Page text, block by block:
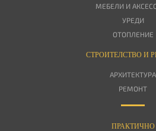
МЕБЕЛИ И
УРЕДИ
ОТОПЛЕНИЕ
СТРОИТЕЛСТВО И
АРХИТЕКТУРА
РЕМОНТ
ПРАКТИЧНО